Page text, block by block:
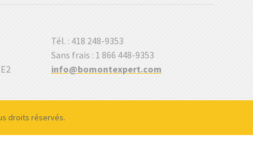
Tél. : 418 248-9353
Sans frais : 1 866 448-9353
info@bomontexpert.com
droits réservés.